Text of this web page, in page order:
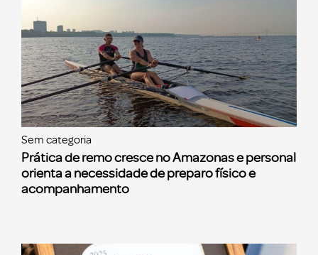
Sem categoria
Prática de remo cresce no Amazonas e personal
orienta a necessidade de preparo físico e
acompanhamento